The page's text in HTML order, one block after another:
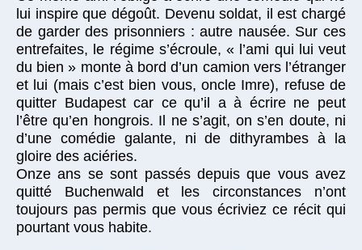
lui inspire que dégoût. Devenu soldat, il est chargé
de garder des prisonniers : autre nausée. Sur ces
entrefaites, le régime s’écroule, « l’ami qui lui veut
du bien » monte à bord d’un camion vers l’étranger
et lui (mais c’est bien vous, oncle Imre), refuse de
quitter Budapest car ce qu’il a à écrire ne peut
l’être qu’en hongrois. Il ne s’agit, on s’en doute, ni
d’une comédie galante, ni de dithyrambes à la
gloire des aciéries.
Onze ans se sont passés depuis que vous avez
quitté Buchenwald et les circonstances n’ont
toujours pas permis que vous écriviez ce récit qui
pourtant vous habite.